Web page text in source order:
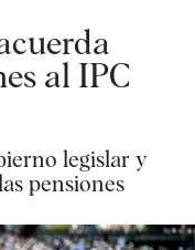
al IPC
legislar y
pensiones